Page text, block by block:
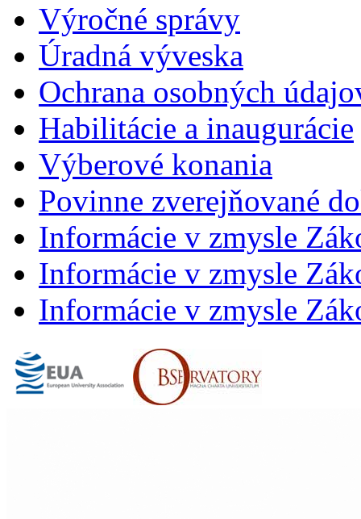
Výročné správy
Úradná výveska
Ochrana osobných
Habilitácie a inaugurácie
Výberové konania
Povinne zverejňované
Informácie v zmysle
Informácie v zmysle
Informácie v zmysle